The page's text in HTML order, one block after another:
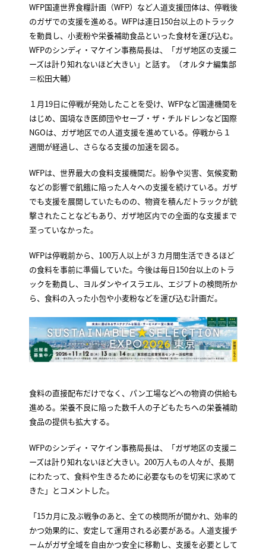
WFP国連世界食糧計画（WFP）など人道支援団体は、停戦後
のガザでの支援を進める。WFPは連日150台以上のトラック
を動員し、小麦粉や栄養補助食品といった食材を運び込む。
WFPのシンディ・マケイン事務局長は、「ガザ地区の支援ニ
ーズは計り知れないほど大きい」と話す。（オルタナ編集部
＝松田大輔）
１月19日に停戦が発効したことを受け、WFPなど国連機関を
はじめ、国境なき医師団やセーブ・ザ・チルドレンなど国際
NGOは、ガザ地区での人道支援を進めている。停戦から１
週間が経過し、さらなる支援の加速を図る。
WFPは、世界最大の食料支援機関だ。紛争や災害、気候変動
などの影響で飢餓に陥った人々への支援を続けている。ガザ
でも支援を展開していたものの、物資を積んだトラックが銃
撃されたことなどもあり、ガザ地区内での全面的な支援まで
至っていなかった。
WFPは停戦前から、100万人以上が３カ月間生活できるほど
の食料を事前に準備していた。今後は毎日150台以上のトラ
ックを動員し、ヨルダンやイスラエル、エジプトの検問所か
ら、食料の入った小包や小麦粉などを運び込む計画だ。
食料の直接配布だけでなく、パン工場などへの物資の供給も
進める。栄養不良に陥った数千人の子どもたちへの栄養補助
食品の提供も拡大する。
WFPのシンディ・マケイン事務局長は、「ガザ地区の支援ニ
ーズは計り知れないほど大きい。200万人もの人々が、長期
にわたって、食料や生きるために必要なものを切実に求めて
きた」とコメントした。
「15カ月に及ぶ戦争のあと、全ての検問所が開かれ、効率的
かつ効果的に、安定して運用される必要がある。人道支援チ
ームがガザ全域を自由かつ安全に移動し、支援を必要として